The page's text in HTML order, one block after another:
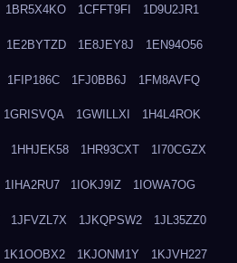
1BR5X4KO 1CFFT9FI 1D9U2JR1
1E2BYTZD 1E8JEY8J 1EN94O56
1FIP186C 1FJ0BB6J 1FM8AVFQ
1GRISVQA 1GWILLXI 1H4L4ROK
1HHJEK58 1HR93CXT 1I70CGZX
1IHA2RU7 1IOKJ9IZ 1IOWA7OG
1JFVZL7X 1JKQPSW2 1JL35ZZ0
1K1OOBX2 1KJONM1Y 1KJVH227